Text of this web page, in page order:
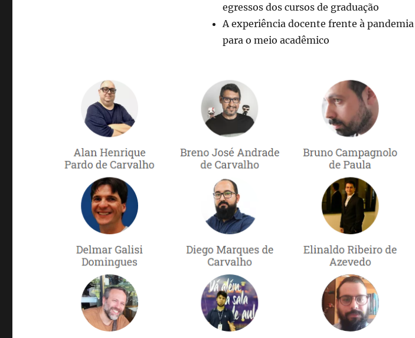
egressos dos cursos de graduação
A experiência docente frente à
para o meio acadêmico